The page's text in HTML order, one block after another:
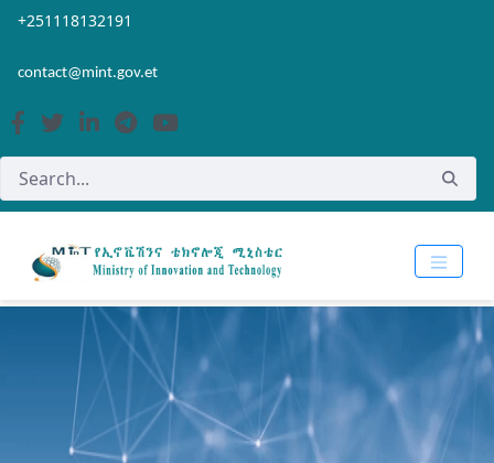
Skip to Main Content
Open Accessibility Menu
+251118132191
contact@mint.gov.et